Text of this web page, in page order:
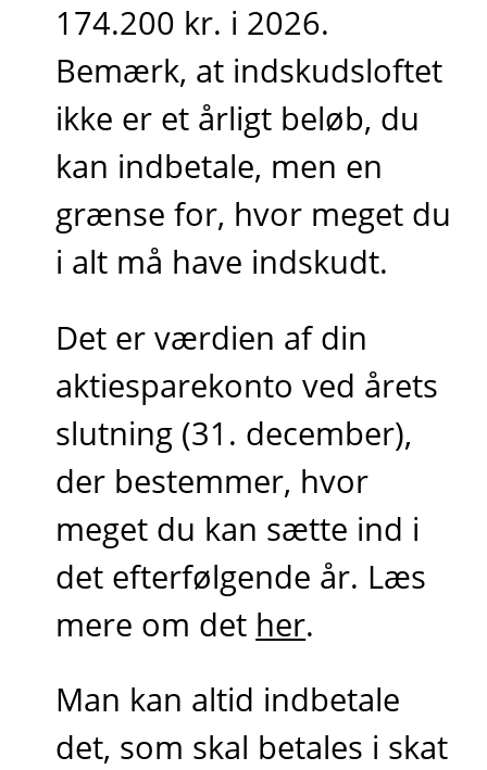
174.200 kr. i 2026.
Bemærk, at indskudsloftet
ikke er et årligt beløb, du
kan indbetale, men en
grænse for, hvor meget du
i alt må have indskudt.
Det er værdien af din
aktiesparekonto ved årets
slutning (31. december),
der bestemmer, hvor
meget du kan sætte ind i
det efterfølgende år. Læs
mere om det her.
Man kan altid indbetale
det, som skal betales i skat